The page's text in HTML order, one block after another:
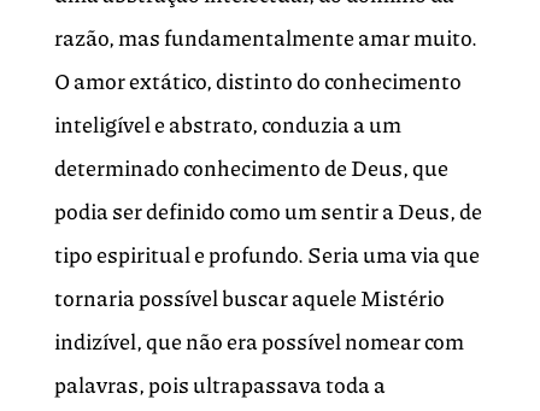
razão, mas fundamentalmente amar muito.
O amor extático, distinto do conhecimento
inteligível e abstrato, conduzia a um
determinado conhecimento de Deus, que
podia ser definido como um sentir a Deus, de
tipo espiritual e profundo. Seria uma via que
tornaria possível buscar aquele Mistério
indizível, que não era possível nomear com
palavras, pois ultrapassava toda a